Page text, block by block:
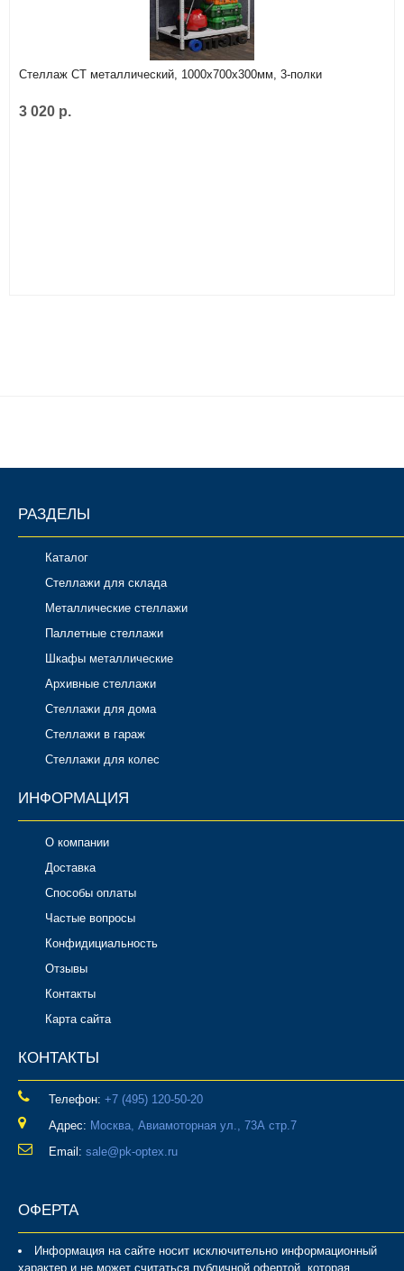
Стеллаж СТ металлический, 1000х700х300мм, 3-полки
3 020 р.
РАЗДЕЛЫ
Каталог
Стеллажи для склада
Металлические стеллажи
Паллетные стеллажи
Шкафы металлические
Архивные стеллажи
Стеллажи для дома
Стеллажи в гараж
Стеллажи для колес
ИНФОРМАЦИЯ
О компании
Доставка
Способы оплаты
Частые вопросы
Конфидициальность
Отзывы
Контакты
Карта сайта
КОНТАКТЫ
Телефон: ‎+7 (495) 120-50-20
Адрес: Москва, Авиамоторная ул., 73А стр.7
Email: sale@pk-optex.ru
ОФЕРТА
Информация на сайте носит исключительно информационный
характер и не может считаться публичной офертой, которая